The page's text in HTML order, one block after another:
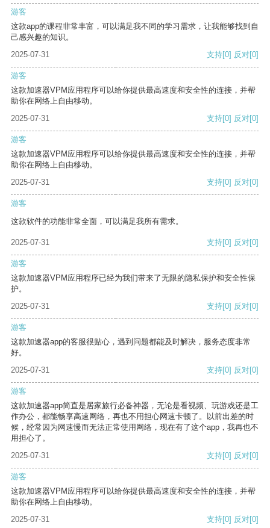
游客
这款app的课程非常丰富，可以满足我不同的学习需求，让我能够找到自
己感兴趣的知识。
2025-07-31
支持[0] 反对[0]
游客
这款加速器VPM应用程序可以给你提供最高速度和安全性的连接，并帮
助你在网络上自由移动。
2025-07-31
支持[0] 反对[0]
游客
这款加速器VPM应用程序可以给你提供最高速度和安全性的连接，并帮
助你在网络上自由移动。
2025-07-31
支持[0] 反对[0]
游客
这款软件的功能非常全面，可以满足我所有需求。
2025-07-31 支持[0] 反对[0]
游客
这款加速器VPM应用程序已经为我们带来了无限的隐私保护和安全性保
护。
2025-07-31
支持[0] 反对[0]
游客
这款加速器app的客服很贴心，遇到问题都能及时解决，服务态度非常
好。
2025-07-31
支持[0] 反对[0]
游客
这款加速器app简直是居家旅行必备神器，无论是看视频、玩游戏还是工
作办公，都能畅享高速网络，再也不用担心网速卡顿了。以前出差的时
候，经常因为网速慢而无法正常使用网络，现在有了这个app，我再也不
用担心了。
2025-07-31
支持[0] 反对[0]
游客
这款加速器VPM应用程序可以给你提供最高速度和安全性的连接，并帮
助你在网络上自由移动。
2025-07-31
支持[0] 反对[0]